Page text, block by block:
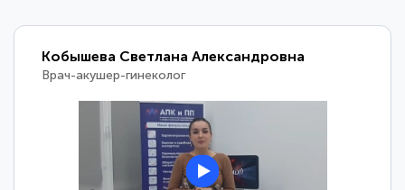
Кобышева Светлана Александровна
Врач-акушер-гинеколог